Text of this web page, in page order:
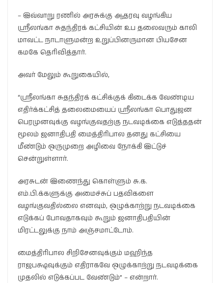
– இவ்வாறு ரணில் அரசுக்கு ஆதரவு வழங்கிய
ஸ்ரீலங்கா சுதந்திரக் கட்சியின் உப தலைவரும் காலி
மாவட்ட நாடாளுமன்ற உறுப்பினருமான பியசேன
கமகே தெரிவித்தார்.
அவர் மேலும் கூறுகையில்,
“ஸ்ரீலங்கா சுதந்திரக் கட்சிக்குக் கிடைக்க வேண்டிய
எதிர்க்கட்சித் தலைமையைப் ஸ்ரீலங்கா பொதுஜன
பெரமுனவுக்கு வழங்குவதற்கு நடவடிக்கை எடுத்ததன்
மூலம் ஜனாதிபதி மைத்திரிபால தனது கட்சியை
மீண்டும் ஒருமுறை அழிவை நோக்கி இட்டுச்
சென்றுள்ளார்.
அரசுடன் இணைந்து கொள்ளும் சு.க.
எம்.பி.க்களுக்கு அமைச்சுப் பதவிகளை
வழங்குவதில்லை எனவும், ஒழுக்காற்று நடவடிக்கை
எடுக்கப் போவதாகவும் கூறும் ஜனாதிபதியின்
மிரட்டலுக்கு நாம் அஞ்சமாட்டோம்.
மைத்திரிபால சிறிசேனவுக்கும் மஹிந்த
ராஜபக்ஷவுக்கும் எதிராகவே ஒழுக்காற்று நடவடிக்கை
முதலில் எடுக்கப்பட வேண்டும்” – என்றார்.